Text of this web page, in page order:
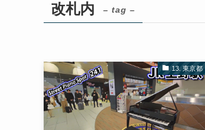
改札内 – tag –
13. 東京都